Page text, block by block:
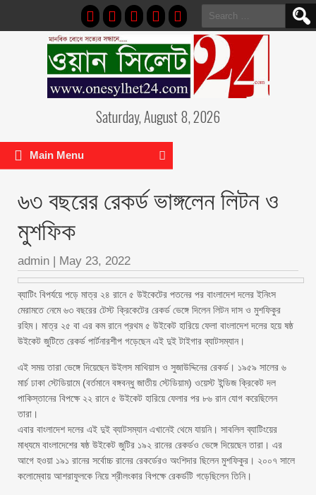
Search
for:
Saturday, August 8, 2026
Main Menu
৬৩ বছরের রেকর্ড ভাঙ্গলেন লিটন ও
মুশফিক
admin | May 23, 2022
ব্যাটিং বিপর্যয়ে পড়ে মাত্র ২৪ রানে ৫ উইকেটের পতনের পর বাংলাদেশ দলের ইনিংস
মেরামতে নেমে ৬৩ বছরের টেস্ট ক্রিকেটের রেকর্ড ভেঙ্গে দিলেন লিটন দাস ও মুশফিকুর
রহিম। মাত্র ২৫ বা এর কম রানে প্রথম ৫ উইকেট হারিয়ে ফেলা বাংলাদেশ দলের হয়ে ষষ্ঠ
উইকেট জুটিতে রেকর্ড পার্টনারশীপ গড়েছেন এই দুই টাইগার ব্যাটসম্যান।
এই সময় তারা ভেঙ্গে দিয়েছেন উইলস মাথিয়াস ও সুজাউদ্দিনের রেকর্ড। ১৯৫৯ সালের ৬
মার্চ ঢাকা স্টেডিয়ামে (বর্তমানে বঙ্গবন্ধু জাতীয় স্টেডিয়াম) ওয়েস্ট ইন্ডিজ ক্রিকেট দল
পাকিস্তানের বিপক্ষে ২২ রানে ৫ উইকেট হারিয়ে ফেলার পর ৮৬ রান যোগ করেছিলেন
তারা।
এবার বাংলাদেশ দলের এই দুই ব্যাটসম্যান এখানেই থেমে যায়নি। সাবলিল ব্যাটিংয়ের
মাধ্যমে বাংলাদেশের ষষ্ঠ উইকেট জুটির ১৯২ রানের রেকর্ডও ভেঙ্গে দিয়েছেন তারা। এর
আগে হওয়া ১৯১ রানের সর্বোচ্চ রানের রেকর্ডেরও অংশিদার ছিলেন মুশফিকুর। ২০০৭ সালে
কলোম্বোয় আশরাফুলকে নিয়ে শ্রীলংকার বিপক্ষে রেকর্ডটি গড়েছিলেন তিনি।